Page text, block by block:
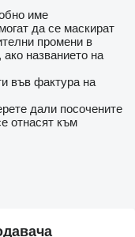
име
да се маскират
промени в
названието на
във фактура на
дали посочените
отнасят към